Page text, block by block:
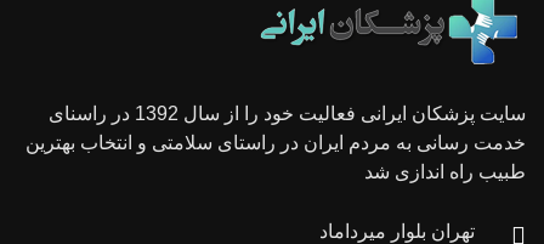
سایت پزشکان ایرانی فعالیت خود را از سال 1392 در راسنای
خدمت رسانی به مردم ایران در راستای سلامتی و انتخاب بهترین
طبیب راه اندازی شد
تهران بلوار میرداماد